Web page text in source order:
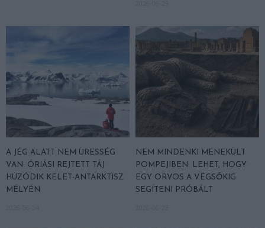
A JÉG ALATT NEM ÜRESSÉG
VAN: ÓRIÁSI REJTETT TÁJ
HÚZÓDIK KELET-ANTARKTISZ
MÉLYÉN
NEM MINDENKI MENEKÜLT
POMPEJIBEN: LEHET, HOGY
EGY ORVOS A VÉGSŐKIG
SEGÍTENI PRÓBÁLT